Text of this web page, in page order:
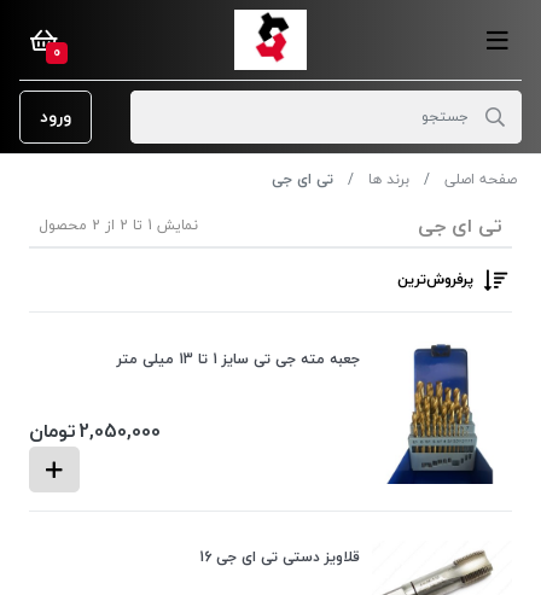
0
ورود
صفحه اصلی برند ها تی ای جی
تی ای جی نمایش 1 تا 2 از 2 محصول
پرفروش‌ترین‌
جعبه مته جی تی سایز 1 تا 13 میلی متر
2,050,000تومان
قلاویز دستی تی ای جی 16